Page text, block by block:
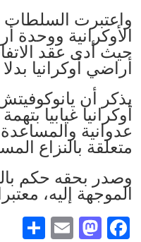
واعتبرت السلطات
الأوكرانية ووحدة
حيث أدى عقد
أراضي أوكرانيا
أوكرانيا غيابيا
عدوانية
متعلقة بالنزاع
الموجهة إليه،
Fa
M
E